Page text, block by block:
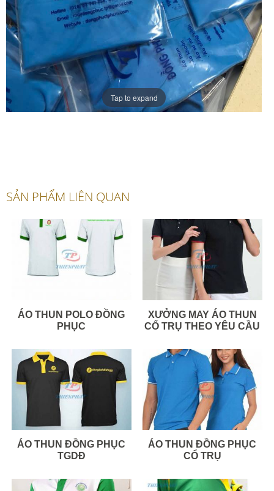
Tap to expand
SẢN PHẨM LIÊN QUAN
ÁO THUN POLO ĐỒNG
PHỤC
XƯỞNG MAY ÁO THUN
CỔ TRỤ THEO YÊU CẦU
ÁO THUN ĐỒNG PHỤC
TGDĐ
ÁO THUN ĐỒNG PHỤC
CỔ TRỤ